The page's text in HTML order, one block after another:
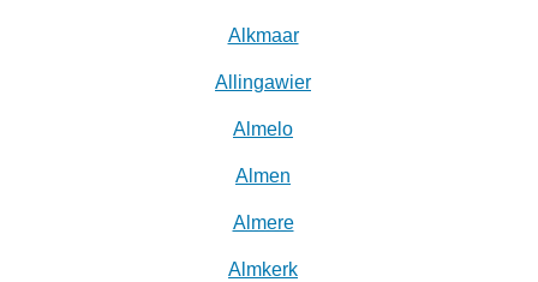
Alkmaar
Allingawier
Almelo
Almen
Almere
Almkerk